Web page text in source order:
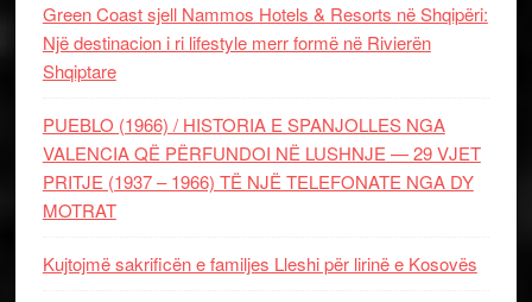
Green Coast sjell Nammos Hotels & Resorts në Shqipëri:
Një destinacion i ri lifestyle merr formë në Rivierën
Shqiptare
PUEBLO (1966) / HISTORIA E SPANJOLLES NGA
VALENCIA QË PËRFUNDOI NË LUSHNJE — 29 VJET
PRITJE (1937 – 1966) TË NJË TELEFONATE NGA DY
MOTRAT
Kujtojmë sakrificën e familjes Lleshi për lirinë e Kosovës